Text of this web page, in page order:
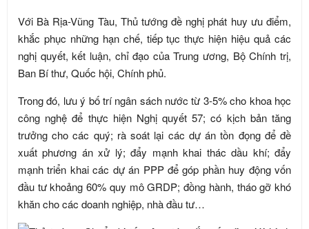
Với Bà Rịa-Vũng Tàu, Thủ tướng đề nghị phát huy ưu điểm,
khắc phục những hạn chế, tiếp tục thực hiện hiệu quả các
nghị quyết, kết luận, chỉ đạo của Trung ương, Bộ Chính trị,
Ban Bí thư, Quốc hội, Chính phủ.
Trong đó, lưu ý bố trí ngân sách nước từ 3-5% cho khoa học
công nghệ để thực hiện Nghị quyết 57; có kịch bản tăng
trưởng cho các quý; rà soát lại các dự án tồn đọng để đề
xuất phương án xử lý; đẩy mạnh khai thác dầu khí; đẩy
mạnh triển khai các dự án PPP để góp phần huy động vốn
đầu tư khoảng 60% quy mô GRDP; đồng hành, tháo gỡ khó
khăn cho các doanh nghiệp, nhà đầu tư…